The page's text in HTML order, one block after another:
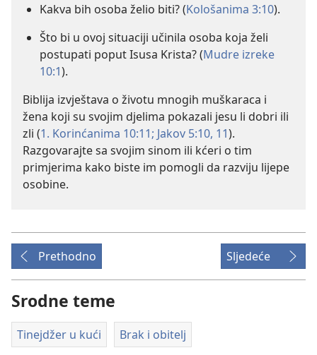
Kakva bih osoba želio biti? (Kološanima 3:10).
Što bi u ovoj situaciji učinila osoba koja želi
postupati poput Isusa Krista? (Mudre izreke
10:1).
Biblija izvještava o životu mnogih muškaraca i
žena koji su svojim djelima pokazali jesu li dobri ili
zli (1. Korinćanima 10:11; Jakov 5:10, 11).
Razgovarajte sa svojim sinom ili kćeri o tim
primjerima kako biste im pomogli da razviju lijepe
osobine.
Prethodno Sljedeće
Srodne teme
Tinejdžer u kući Brak i obitelj